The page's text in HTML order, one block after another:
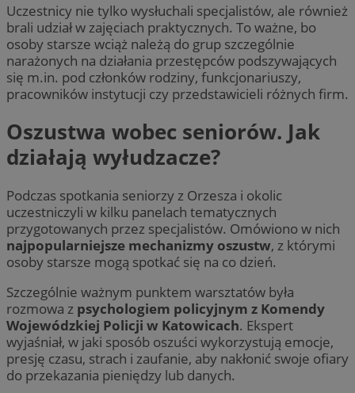
Uczestnicy nie tylko wysłuchali specjalistów, ale również
brali udział w zajęciach praktycznych. To ważne, bo
osoby starsze wciąż należą do grup szczególnie
narażonych na działania przestępców podszywających
się m.in. pod członków rodziny, funkcjonariuszy,
pracowników instytucji czy przedstawicieli różnych firm.
Oszustwa wobec seniorów. Jak
działają wyłudzacze?
Podczas spotkania seniorzy z Orzesza i okolic
uczestniczyli w kilku panelach tematycznych
przygotowanych przez specjalistów. Omówiono w nich
najpopularniejsze mechanizmy oszustw, z którymi
osoby starsze mogą spotkać się na co dzień.
Szczególnie ważnym punktem warsztatów była
rozmowa z psychologiem policyjnym z Komendy
Wojewódzkiej Policji w Katowicach. Ekspert
wyjaśniał, w jaki sposób oszuści wykorzystują emocje,
presję czasu, strach i zaufanie, aby nakłonić swoje ofiary
do przekazania pieniędzy lub danych.